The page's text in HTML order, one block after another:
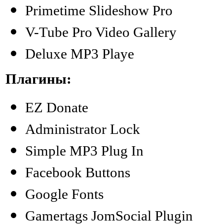
Primetime Slideshow Pro
V-Tube Pro Video Gallery
Deluxe MP3 Playe
Плагины:
EZ Donate
Administrator Lock
Simple MP3 Plug In
Facebook Buttons
Google Fonts
Gamertags JomSocial Plugin